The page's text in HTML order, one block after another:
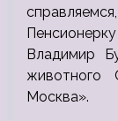
Владимир
животного
Москва».